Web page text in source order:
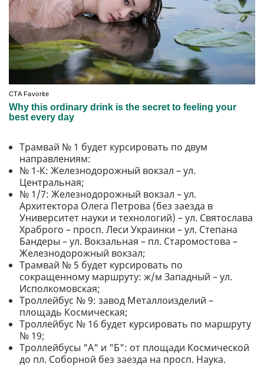
Трамвай № 1 будет курсировать по двум
направлениям:
№ 1-К: Железнодорожный вокзал – ул.
Центральная;
№ 1/7: Железнодорожный вокзал – ул.
Архитектора Олега Петрова (без заезда в
Университет науки и технологий) – ул. Святослава
Храброго – просп. Леси Украинки – ул. Степана
Бандеры – ул. Вокзальная – пл. Старомостова –
Железнодорожный вокзал;
Трамвай № 5 будет курсировать по
сокращенному маршруту: ж/м Западный – ул.
Исполкомовская;
Троллейбус № 9: завод Металлоизделий –
площадь Космическая;
Троллейбус № 16 будет курсировать по маршруту
№ 19;
Троллейбусы "А" и "Б": от площади Космической
до пл. Соборной без заезда на просп. Наука.